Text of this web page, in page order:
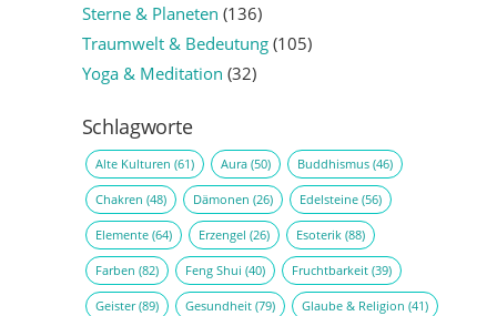
Sterne & Planeten (136)
Traumwelt & Bedeutung(105)
Yoga & Meditation (32)
Schlagworte
Alte Kulturen (61) Aura(50) Buddhismus(46)
Chakren (48) Dämonen (26) Edelsteine(56)
Elemente(64) Erzengel (26) Esoterik(88)
Farben (82) Feng Shui (40) Fruchtbarkeit(39)
Geister(89) Gesundheit(79) Glaube & Religion (41)